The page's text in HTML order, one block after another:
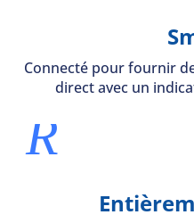
Connecté pour fournir
direct avec un
R